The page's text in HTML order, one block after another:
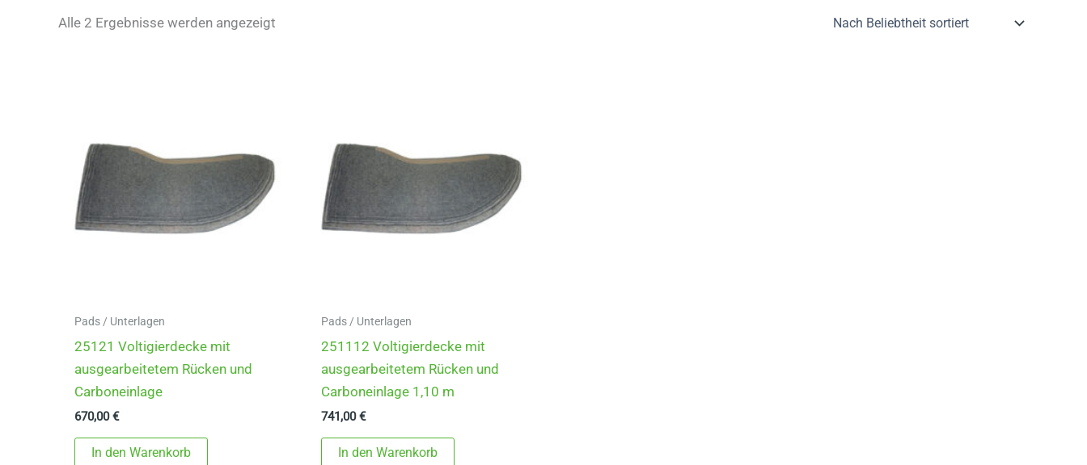
Alle 2 Ergebnisse werden angezeigt
Pads / Unterlagen
25121 Voltigierdecke mit
ausgearbeitetem Rücken und
Carboneinlage
670,00€
In den Warenkorb
Pads / Unterlagen
251112 Voltigierdecke mit
ausgearbeitetem Rücken und
Carboneinlage 1,10 m
741,00€
In den Warenkorb